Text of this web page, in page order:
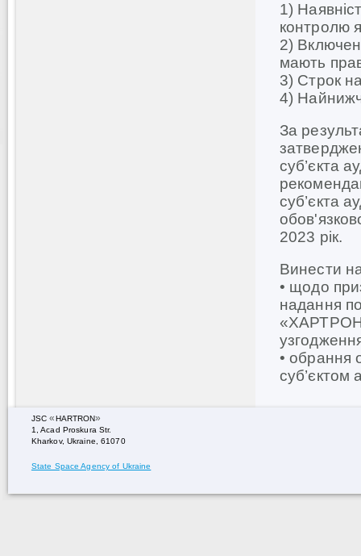
1)
контролю
2)
мають
3) Строк
4)
За
суб’єкта
суб’єкта
2023 рік.
Винести
• щодо
надання
• обрання
суб’єктом
JSC«HARTRON»
1, Acad Proskura Str.
Kharkov, Ukraine, 61070
State Space Agency of Ukraine